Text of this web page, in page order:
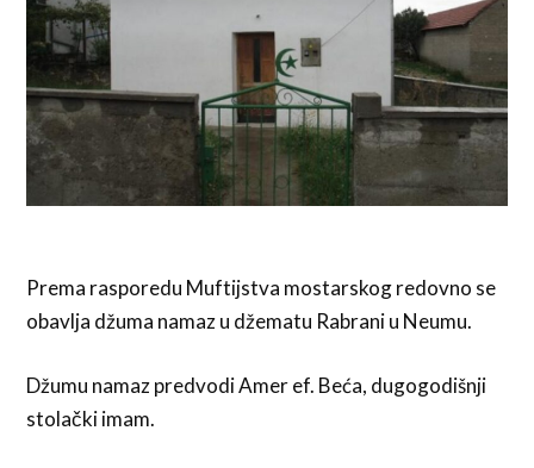
Prema rasporedu Muftijstva mostarskog redovno se
obavlja džuma namaz u džematu Rabrani u Neumu.
Džumu namaz predvodi Amer ef. Beća, dugogodišnji
stolački imam.